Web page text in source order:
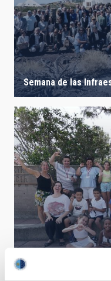
Semana de las